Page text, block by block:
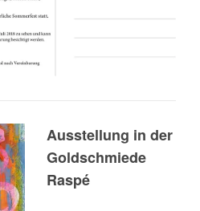
Ausstellung in der
Goldschmiede
Raspé